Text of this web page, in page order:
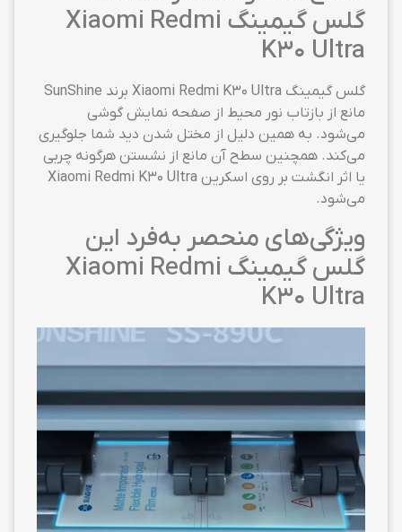
گلس گیمینگ Xiaomi Redmi
K30 Ultra
گلس گیمینگ Xiaomi Redmi K30 Ultra برند SunShine
مانع از بازتاب نور محیط از صفحه نمایش گوشی
می‌شود. به همین دلیل از مختل شدن دید شما جلوگیری
می‌کند. همچنین سطح آن مانع از نشستن هرگونه چربی
یا اثر انگشت بر روی اسکرین Xiaomi Redmi K30 Ultra
می‌شود.
ویژگی‌های منحصر به‌فرد این
گلس گیمینگ Xiaomi Redmi
K30 Ultra